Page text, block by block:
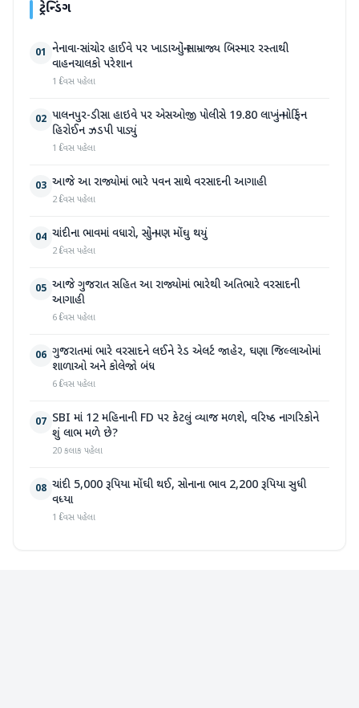
ટ્રેન્ડિંગ
01 નેનાવા-સાંચોર હાઈવે પર ખાડાઓનું સામ્રાજ્ય બિસ્માર રસ્તાથી
વાહનચાલકો પરેશાન
1 દિવસ પહેલા
02 પાલનપુર-ડીસા હાઇવે પર એસઓજી પોલીસે 19.80 લાખનું મોર્ફિન
હિરોઈન ઝડપી પાડ્યું
1 દિવસ પહેલા
03 આજે આ રાજ્યોમાં ભારે પવન સાથે વરસાદની આગાહી
2 દિવસ પહેલા
04 ચાંદીના ભાવમાં વધારો, સોનું પણ મોંઘુ થયું
2 દિવસ પહેલા
05 આજે ગુજરાત સહિત આ રાજ્યોમાં ભારેથી અતિભારે વરસાદની
આગાહી
6 દિવસ પહેલા
06 ગુજરાતમાં ભારે વરસાદને લઈને રેડ એલર્ટ જાહેર, ઘણા જિલ્લાઓમાં
શાળાઓ અને કોલેજો બંધ
6 દિવસ પહેલા
07 SBI માં 12 મહિનાની FD પર કેટલું વ્યાજ મળશે, વરિષ્ઠ નાગરિકોને
શું લાભ મળે છે?
20 કલાક પહેલા
08 ચાંદી 5,000 રૂપિયા મોંઘી થઈ, સોનાના ભાવ 2,200 રૂપિયા સુધી
વધ્યા
1 દિવસ પહેલા